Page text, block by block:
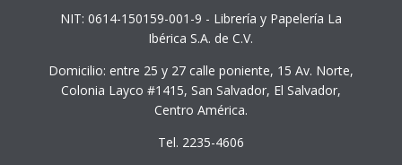
NIT: 0614-150159-001-9 - Librería y Papelería La
Ibérica S.A. de C.V.
Domicilio: entre 25 y 27 calle poniente, 15 Av. Norte,
Colonia Layco #1415, San Salvador, El Salvador,
Centro América.
Tel. 2235-4606